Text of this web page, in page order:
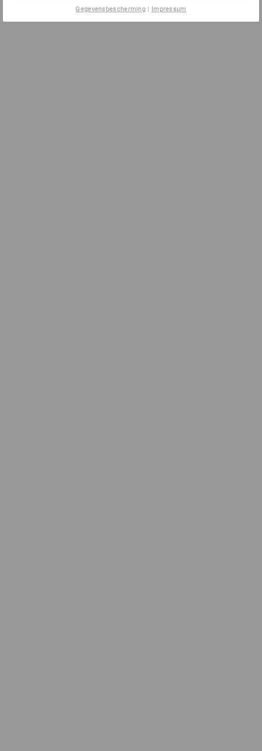
Gegevensbescherming | Impressum